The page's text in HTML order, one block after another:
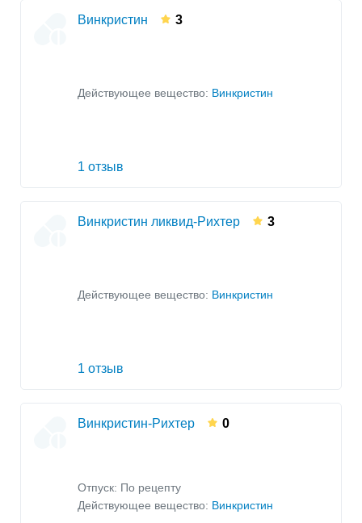
Винкристин 3
Действующее вещество: Винкристин
1 отзыв
Винкристин ликвид-Рихтер 3
Действующее вещество: Винкристин
1 отзыв
Винкристин-Рихтер 0
Отпуск: По рецепту
Действующее вещество: Винкристин